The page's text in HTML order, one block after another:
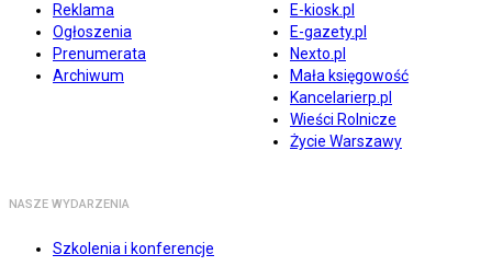
Reklama
Ogłoszenia
Prenumerata
Archiwum
E-kiosk.pl
E-gazety.pl
Nexto.pl
Mała księgowość
Kancelarierp.pl
Wieści Rolnicze
Życie Warszawy
NASZE WYDARZENIA
Szkolenia i konferencje